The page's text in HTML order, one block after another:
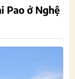
Pao ở Nghệ